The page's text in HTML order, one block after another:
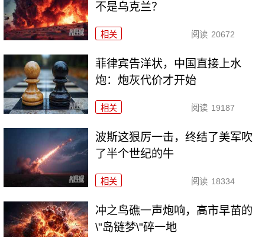
不是乌克兰？
相关 阅读 20672
菲律宾告洋状，中国直接上水
炮：炮灰代价才开始
相关 阅读 19187
波斯这狠厉一击，终结了美军吹
了半个世纪的牛
相关 阅读 18334
冲之鸟礁一声炮响，高市早苗的
\"岛链梦\"碎一地